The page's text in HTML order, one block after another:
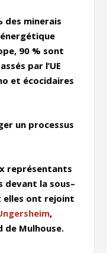
des minerais
90 % sont
par l’UE
et écocidaires
un processus
représentants
devant la sous–
elles ont rejoint
,
de Mulhouse.